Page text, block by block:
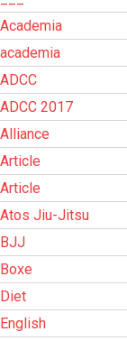
Academia
academia
ADCC
ADCC 2017
Alliance
Article
Article
Atos Jiu-Jitsu
BJJ
Boxe
Diet
English